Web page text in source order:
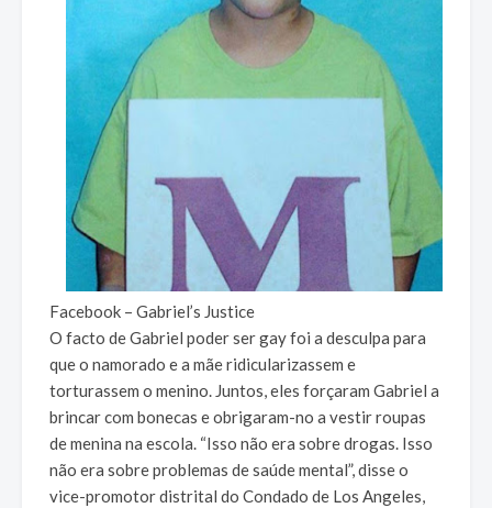
Facebook – Gabriel’s Justice
O facto de Gabriel poder ser gay foi a desculpa para
que o namorado e a mãe ridicularizassem e
torturassem o menino. Juntos, eles forçaram Gabriel a
brincar com bonecas e obrigaram-no a vestir roupas
de menina na escola. “Isso não era sobre drogas. Isso
não era sobre problemas de saúde mental”, disse o
vice-promotor distrital do Condado de Los Angeles,